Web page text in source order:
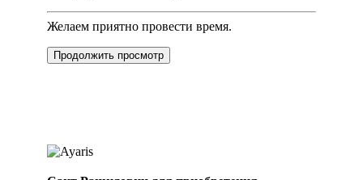
Желаем приятно провести время.
Продолжить просмотр